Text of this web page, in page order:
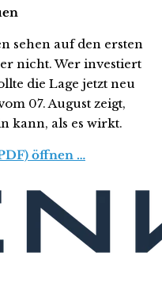
sehen auf den ersten
nicht. Wer investiert
die Lage jetzt neu
07. August zeigt,
kann, als es wirkt.
öffnen …